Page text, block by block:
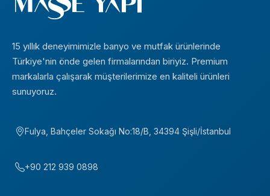
15 yıllık deneyimimizle banyo ve mutfak ürünlerinde
Türkiye'nin önde gelen firmalarından biriyiz. Premium
markalarla çalışarak müşterilerimize en kaliteli ürünleri
sunuyoruz.
Fulya, Bahçeler Sokağı No:18/B, 34394 Şişli/İstanbul
+90 212 939 0898